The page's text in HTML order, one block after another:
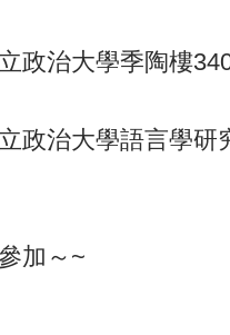
政治大學季陶樓
政治大學語言學研
加～~